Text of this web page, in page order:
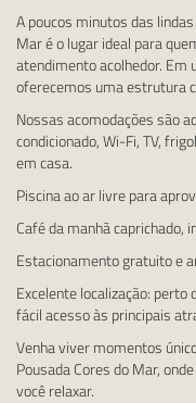
A poucos minutos das
Mar é o lugar ideal para
atendimento acolhedor.
oferecemos uma estrutura
Nossas acomodações são
condicionado, Wi-Fi, TV,
em casa.
Piscina ao ar livre para
Café da manhã caprichado,
Estacionamento gratuito e
Excelente localização:
fácil acesso às principais
Venha viver momentos
Pousada Cores do Mar,
você relaxar.